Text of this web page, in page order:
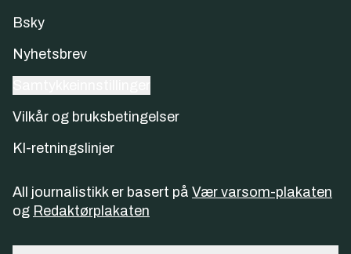
Bsky
Nyhetsbrev
Vilkår og bruksbetingelser
KI-retningslinjer
All journalistikk er basert på Vær varsom-plakaten
og Redaktørplakaten